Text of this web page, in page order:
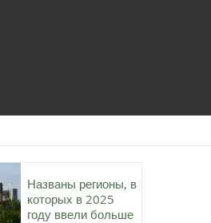
Названы регионы, в
которых в 2025
году ввели больше